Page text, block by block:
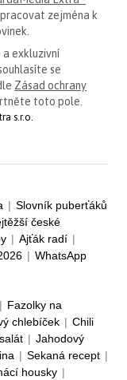
zejména k
exkluzivní
se
Zásad ochrany
toto pole.
s.r.o.
| Slovník puberťáků
české
| Ajťák radí |
| WhatsApp
| Fazolky na
chlebíček | Chili
| Jahodový
| Sekaná recept |
housky |